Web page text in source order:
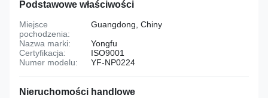
Podstawowe właściwości
Miejsce
pochodzenia:
Guangdong, Chiny
Nazwa marki:
Yongfu
Certyfikacja:
ISO9001
Numer modelu:
YF-NP0224
Nieruchomości handlowe